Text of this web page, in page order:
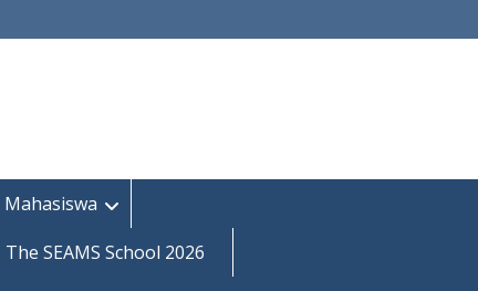
Mahasiswa
The SEAMS School 2026